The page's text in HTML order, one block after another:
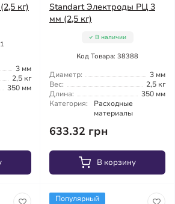
кг)
3 мм
2,5 кг
350 мм
Standart Электроды РЦ 3
мм (2,5 кг)
В наличии
Код Товара: 38388
Диаметр:
3 мм
Вес:
2,5 кг
Длина:
350 мм
Категория:
Расходные
материалы
633.32 грн
В корзину
Популярный